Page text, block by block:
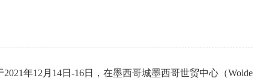
2021年12月14日-16日，在墨西哥城墨西哥世贸中心（Wolde